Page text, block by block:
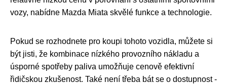
vozy, nabídne Mazda Miata skvělé funkce a technologie.
Pokud se rozhodnete pro koupi tohoto vozidla, můžete si
být jisti, že kombinace nízkého provozního nákladu a
úsporné spotřeby paliva umožňuje cenově efektivní
řidičskou zkušenost. Také není třeba bát se o dostupnost -